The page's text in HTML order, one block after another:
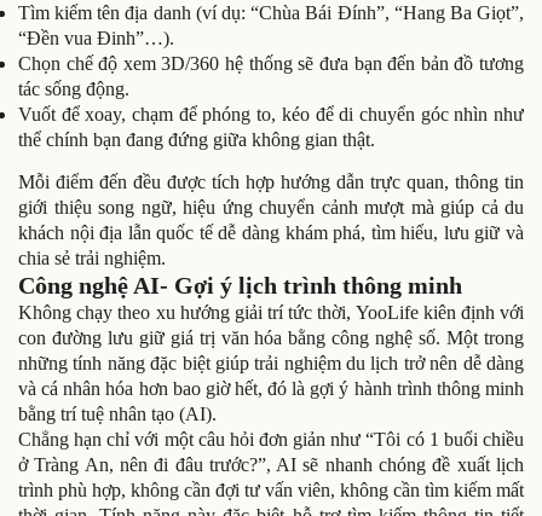
Tìm kiếm tên địa danh (ví dụ: “Chùa Bái Đính”, “Hang Ba Giọt”,
“Đền vua Đinh”…).
Chọn chế độ xem 3D/360 hệ thống sẽ đưa bạn đến bản đồ tương
tác sống động.
Vuốt để xoay, chạm để phóng to, kéo để di chuyển góc nhìn như
thể chính bạn đang đứng giữa không gian thật.
Mỗi điểm đến đều được tích hợp hướng dẫn trực quan, thông tin
giới thiệu song ngữ, hiệu ứng chuyển cảnh mượt mà giúp cả du
khách nội địa lẫn quốc tế dễ dàng khám phá, tìm hiểu, lưu giữ và
chia sẻ trải nghiệm.
Công nghệ AI- Gợi ý lịch trình thông minh
Không chạy theo xu hướng giải trí tức thời, YooLife kiên định với
con đường lưu giữ giá trị văn hóa bằng công nghệ số. Một trong
những tính năng đặc biệt giúp trải nghiệm du lịch trở nên dễ dàng
và cá nhân hóa hơn bao giờ hết, đó là gợi ý hành trình thông minh
bằng trí tuệ nhân tạo (AI).
Chẳng hạn chỉ với một câu hỏi đơn giản như “Tôi có 1 buổi chiều
ở Tràng An, nên đi đâu trước?”, AI sẽ nhanh chóng đề xuất lịch
trình phù hợp, không cần đợi tư vấn viên, không cần tìm kiếm mất